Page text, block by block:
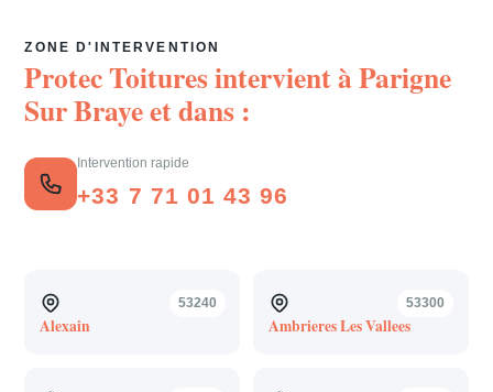
ZONE D'INTERVENTION
Protec Toitures intervient àParigne
Sur Brayeet dans :
Intervention rapide
+33 7 71 01 43 96
53240
Alexain
53300
Ambrieres Les Vallees